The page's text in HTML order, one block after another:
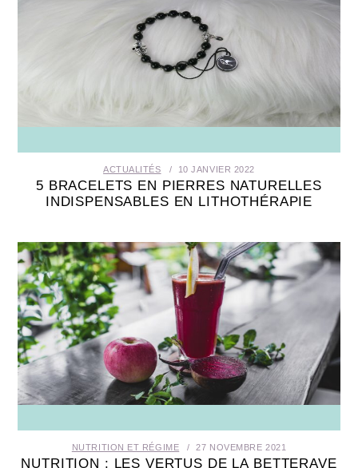
ACTUALITÉS 10 JANVIER 2022
5 BRACELETS EN PIERRES NATURELLES
INDISPENSABLES EN LITHOTHÉRAPIE
NUTRITION ET RÉGIME 27 NOVEMBRE 2021
NUTRITION : LES VERTUS DE LA BETTERAVE